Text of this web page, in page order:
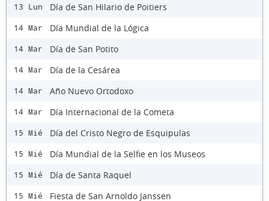
13 Lun Día de San Hilario de Poitiers
14 Mar Día Mundial de la Lógica
14 Mar Día de San Potito
14 Mar Día de la Cesárea
14 Mar Año Nuevo Ortodoxo
14 Mar Día Internacional de la Cometa
15 Mié Día del Cristo Negro de Esquipulas
15 Mié Día Mundial de la Selfie en los Museos
15 Mié Día de Santa Raquel
15 Mié Fiesta de San Arnoldo Janssen